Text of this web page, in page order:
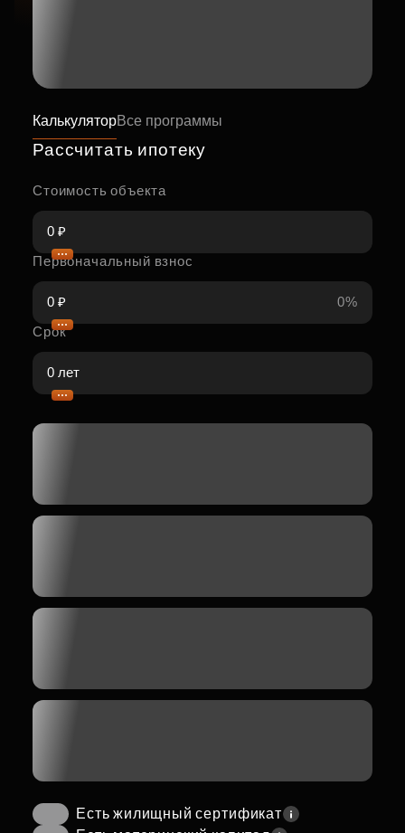
КалькуляторВсе программы
Рассчитать ипотеку
Стоимость объекта
Первоначальный взнос
0%
Срок
Есть жилищный сертификат